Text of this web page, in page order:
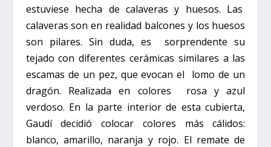
estuviese hecha de calaveras y huesos. Las
calaveras son en realidad balcones y los huesos
son pilares. Sin duda, es
sorprendente su
tejado con diferentes cerámicas similares a las
escamas de un pez, que evocan el
lomo de un
dragón. Realizada en colores rosa y azul
verdoso. En la parte interior de esta cubierta,
Gaudí decidió colocar colores más cálidos:
blanco, amarillo, naranja y rojo. El remate de